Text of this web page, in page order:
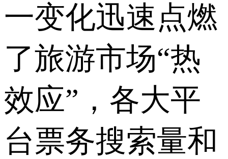
一变化迅速点燃
了旅游市场“热
效应”，各大平
台票务搜索量和